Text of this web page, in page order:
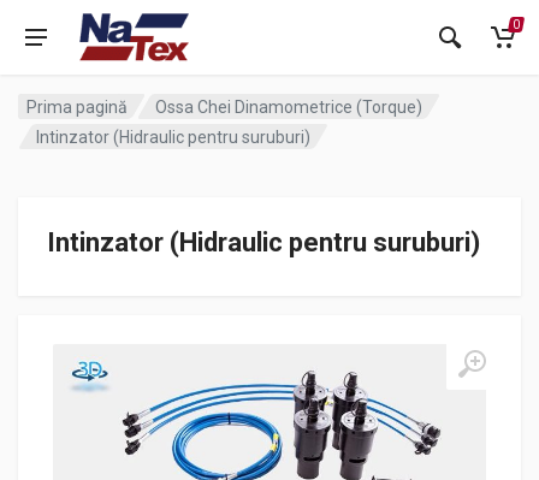
0
Prima pagină
Ossa Chei Dinamometrice (Torque)
Intinzator (Hidraulic pentru suruburi)
Intinzator (Hidraulic pentru suruburi)